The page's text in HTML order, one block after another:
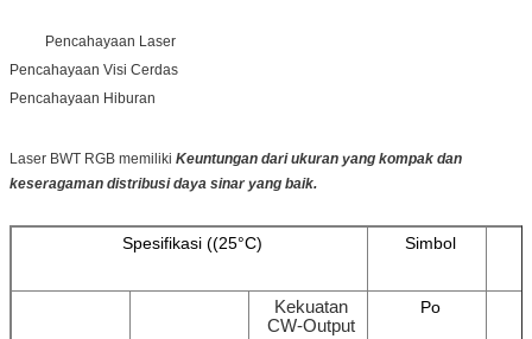
Pencahayaan Laser
Pencahayaan Visi Cerdas
Pencahayaan Hiburan
Laser BWT RGB memiliki Keuntungan dari ukuran yang kompak dan
keseragaman distribusi daya sinar yang baik.
Spesifikasi ((25°C) Simbol
Kekuatan
CW-Output
Po